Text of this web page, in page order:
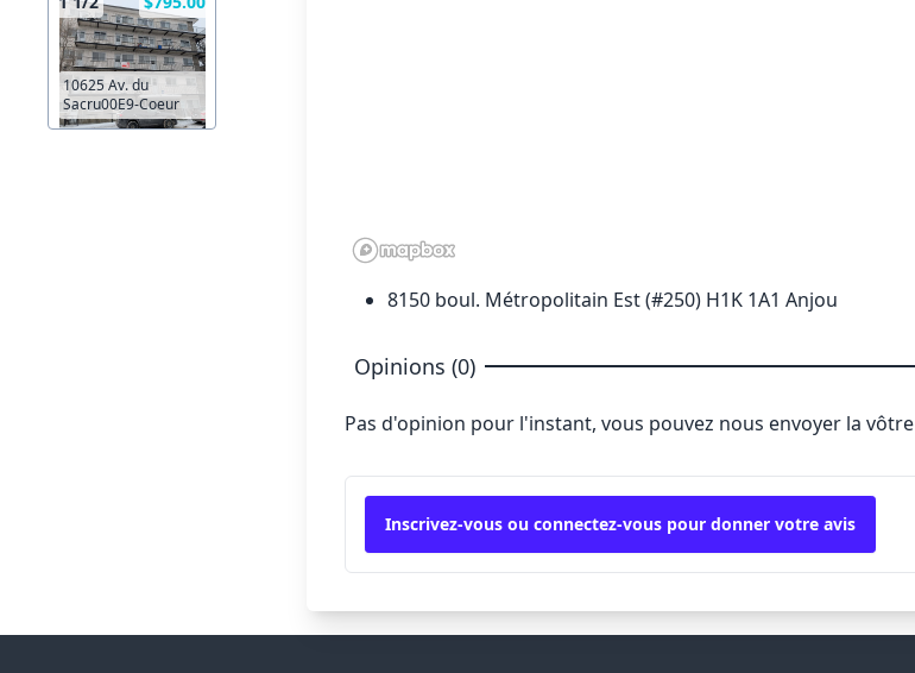
10625 Av. du
Sacru00E9-Coeur
8150 boul. Métropolitain Est (#250) H1K 1A1 Anjou
Opinions (0)
Pas d'opinion pour l'instant, vous pouvez nous envoyer la vôtre
Inscrivez-vous ou connectez-vous pour donner votre avis